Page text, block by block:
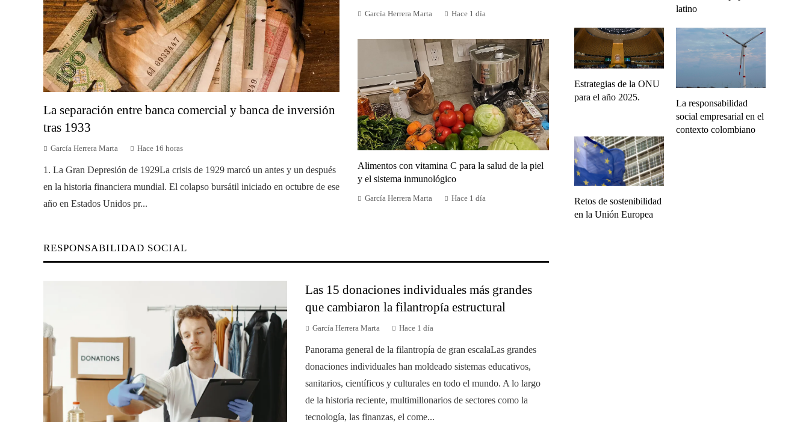
La separación entre banca comercial y banca de inversión
tras 1933
García Herrera Marta Hace 16 horas
1. La Gran Depresión de 1929La crisis de 1929 marcó un antes y un después
en la historia financiera mundial. El colapso bursátil iniciado en octubre de ese
año en Estados Unidos pr...
García Herrera Marta Hace 1 día
Alimentos con vitamina C para la salud de la piel
y el sistema inmunológico
García Herrera Marta Hace 1 día
RESPONSABILIDAD SOCIAL
Las 15 donaciones individuales más grandes
que cambiaron la filantropía estructural
García Herrera Marta Hace 1 día
Panorama general de la filantropía de gran escalaLas grandes
donaciones individuales han moldeado sistemas educativos,
sanitarios, científicos y culturales en todo el mundo. A lo largo
de la historia reciente, multimillonarios de sectores como la
tecnología, las finanzas, el come...
latino
Estrategias de la ONU
para el año 2025.
La responsabilidad
social empresarial en el
contexto colombiano
Retos de sostenibilidad
en la Unión Europea